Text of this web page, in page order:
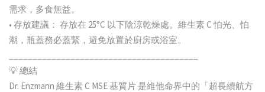
需求，多食無益。
• 存放建議： 存放在 25°C 以下陰涼乾燥處。維生素 C 怕光、怕
潮，瓶蓋務必蓋緊，避免放置於廚房或浴室。
💡 總結
Dr. Enzmann 維生素 C MSE 基質片 是維他命界中的「超長續航方